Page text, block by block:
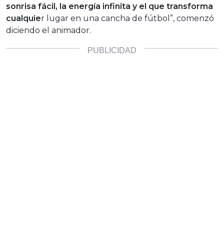
sonrisa fácil, la energía infinita y el que transforma
cualquier lugar en una cancha de fútbol”, comenzó
diciendo el animador.